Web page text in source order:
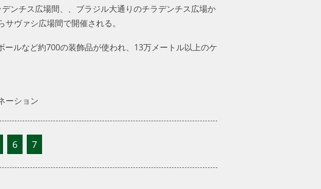
ンチス広場間、、ブラジル大通りのチラデンチス広場か
ヴァシ広場間で開催される。
ルなど約700の装飾品が使われ、13万メートル以上のケ
ーション
6 7